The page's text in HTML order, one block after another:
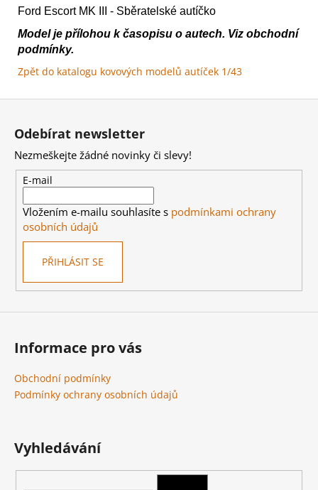
Ford Escort MK III
- Sběratelské autíčko
Model je přílohou kčasopisu o autech. Viz obchodní
podmínky.
Zpět do katalogu kovových modelů autíček 1/43
BLISSBOUND
WARBAND
4
Kč
Z
Odebírat newsletter
Nezmeškejte žádné novinky či slevy!
E-mail
Vložením e-mailu souhlasíte s podmínkami ochrany
osobních údajů
PŘIHLÁSIT SE
Informace pro vás
Obchodní podmínky
Podmínky ochrany osobních údajů
Vyhledávání